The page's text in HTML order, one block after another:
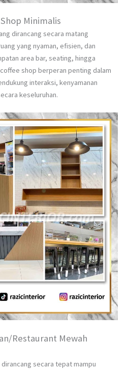
Minimalis
dirancang secara matang
yang nyaman, efisien, dan
area bar, seating, hingga
shop berperan penting dalam
interaksi, kenyamanan
keseluruhan.
Restaurant Mewah
secara tepat mampu